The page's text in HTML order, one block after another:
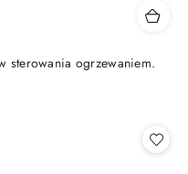
sterowania ogrzewaniem.